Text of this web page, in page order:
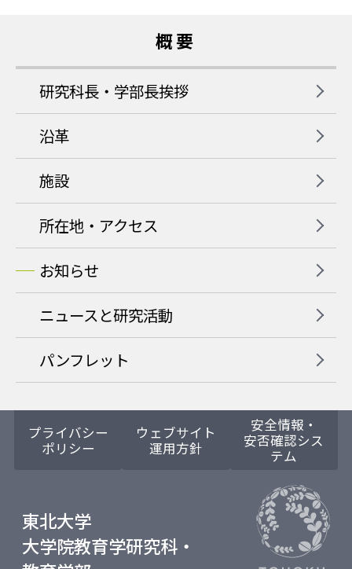
概要
研究科長・学部長挨拶
沿革
施設
所在地・アクセス
お知らせ
ニュースと研究活動
パンフレット
プライバシー
ポリシー
ウェブサイト
運用方針
安全情報・
安否確認シス
テム
東北大学
大学院教育学研究科・